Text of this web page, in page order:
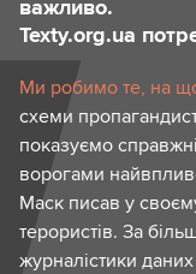
важливо.
Texty.org.ua
Ми робимо те, на
схеми
показуємо
ворогами
Маск писав у
терористів. За
журналістики даних